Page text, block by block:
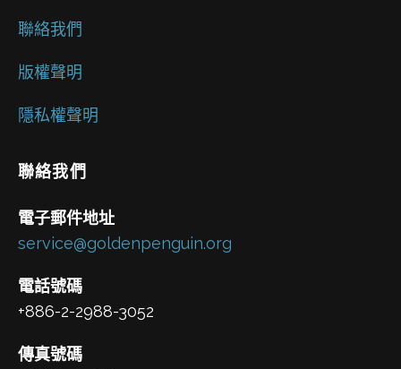
聯絡我們
版權聲明
隱私權聲明
聯絡我們
電子郵件地址
service@goldenpenguin.org
電話號碼
+886-2-2988-3052
傳真號碼